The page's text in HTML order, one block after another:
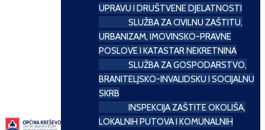
UPRAVU I DRUŠTVENE DJELATNOSTI
SLUŽBA ZA CIVILNU ZAŠTITU,
URBANIZAM, IMOVINSKO-PRAVNE
POSLOVE I KATASTAR NEKRETNINA
SLUŽBA ZA GOSPODARSTVO,
BRANITELJSKO-INVALIDSKU I SOCIJALNU
SKRB
INSPEKCIJA ZAŠTITE OKOLIŠA,
LOKALNIH PUTOVA I KOMUNALNIH